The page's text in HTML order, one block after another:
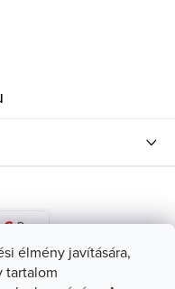
élmény javítására,
tartalom